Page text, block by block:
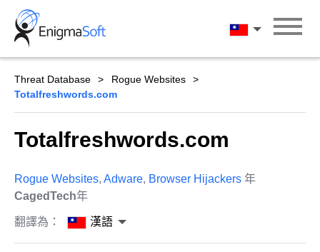
Skip
content
漢語
Threat Database
Rogue Websites
Totalfreshwords.com
Totalfreshwords.com
Rogue Websites, Adware, Browser Hijackers 年
CagedTech年
翻譯為： 漢語